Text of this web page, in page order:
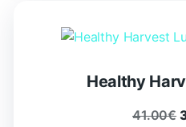
Healthy
41.00€